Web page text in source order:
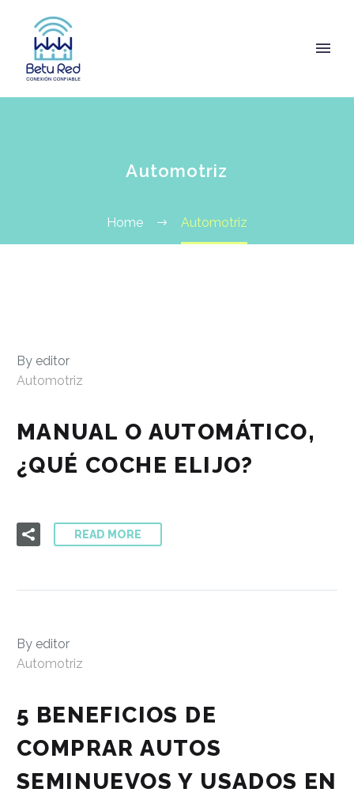
Automotriz
Home Automotriz
By editor
Automotriz
MANUAL O AUTOMÁTICO,
¿QUÉ COCHE ELIJO?
READ MORE
By editor
Automotriz
5 BENEFICIOS DE
COMPRAR AUTOS
SEMINUEVOS Y USADOS EN